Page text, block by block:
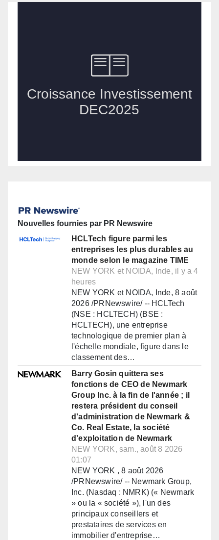
Nouvelles fournies par PR Newswire
HCLTech figure parmi les
entreprises les plus durables au
monde selon le magazine TIME
NEW YORK et NOIDA, Inde, il y a 4
heures
NEW YORK et NOIDA, Inde, 8 août
2026 /PRNewswire/ -- HCLTech
(NSE : HCLTECH) (BSE :
HCLTECH), une entreprise
technologique de premier plan à
l'échelle mondiale, figure dans le
classement des…
Barry Gosin quittera ses
fonctions de CEO de Newmark
Group Inc. à la fin de l'année ; il
restera président du conseil
d'administration de Newmark &
Co. Real Estate, la société
d'exploitation de Newmark
NEW YORK, sam., août 8 2026
01:07
NEW YORK , 8 août 2026
/PRNewswire/ -- Newmark Group,
Inc. (Nasdaq : NMRK) (« Newmark
» ou la « société »), l'un des
principaux conseillers et
prestataires de services en
immobilier d'entreprise…